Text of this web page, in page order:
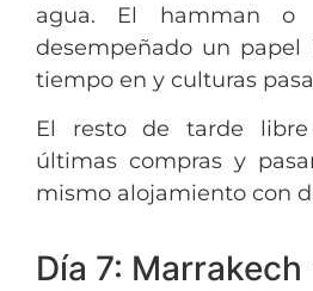
agua. El hamman o
desempeñado un
tiempo en y culturas
El resto de tarde
últimas compras y
mismo alojamiento con
Día 7: Marrakech